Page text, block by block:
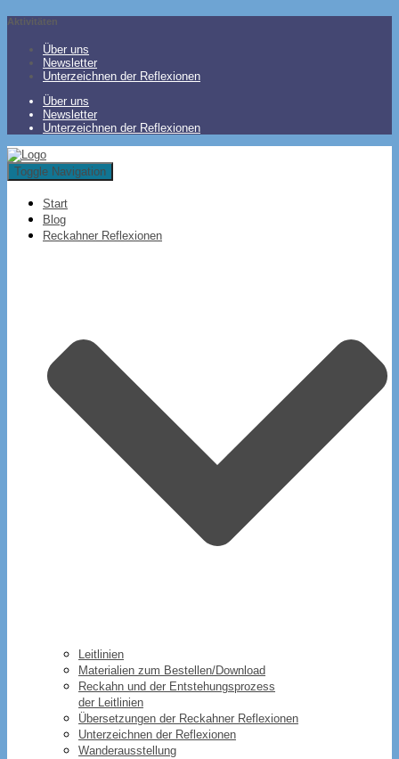
Aktivitäten
Über uns
Newsletter
Unterzeichnen der Reflexionen
Über uns
Newsletter
Unterzeichnen der Reflexionen
Toggle Navigation
Start
Blog
Reckahner Reflexionen
Leitlinien
Materialien zum Bestellen/Download
Reckahn und der Entstehungsprozess
der Leitlinien
Übersetzungen der Reckahner Reflexionen
Unterzeichnen der Reflexionen
Wanderausstellung